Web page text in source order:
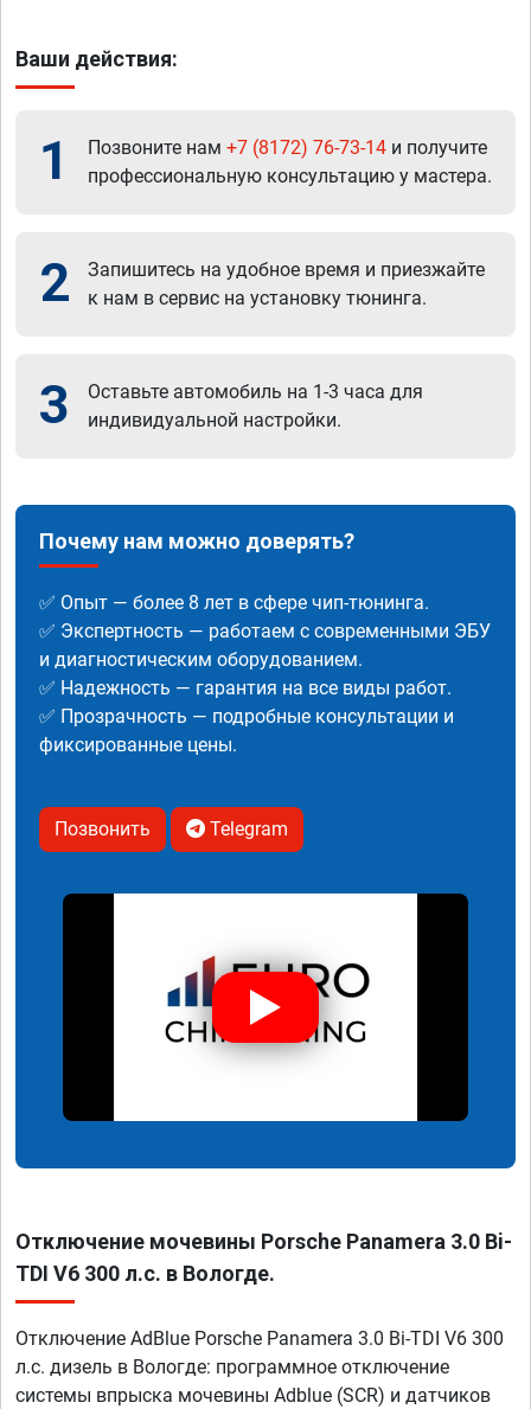
Ваши действия:
1 Позвоните нам +7 (8172) 76-73-14 и получите
профессиональную консультацию у мастера.
2
Запишитесь на удобное время и приезжайте
к нам в сервис на установку тюнинга.
3
Оставьте автомобиль на 1-3 часа для
индивидуальной настройки.
Почему нам можно доверять?
✅ Опыт — более 8 лет в сфере чип-тюнинга.
✅ Экспертность — работаем с современными ЭБУ
и диагностическим оборудованием.
✅ Надежность — гарантия на все виды работ.
✅ Прозрачность — подробные консультации и
фиксированные цены.
Позвонить Telegram
Отключение мочевины Porsche Panamera 3.0 Bi-
TDI V6 300 л.с. в Вологде.
Отключение AdBlue Porsche Panamera 3.0 Bi-TDI V6 300
л.с. дизель в Вологде: программное отключение
системы впрыска мочевины Adblue (SCR) и датчиков